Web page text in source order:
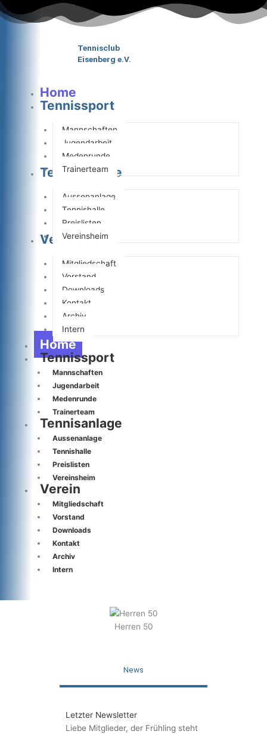
Zum
Inhalt
Tennisclub
Eisenberg e.V.
Home
Tennissport
Mannschaften
Jugendarbeit
Medenrunde
Trainerteam
Tennisanlage
Aussenanlage
Tennishalle
Preislisten
Vereinsheim
Verein
Mitgliedschaft
Vorstand
Downloads
Kontakt
Archiv
Intern
Home
Tennissport
Mannschaften
Jugendarbeit
Medenrunde
Trainerteam
Tennisanlage
Aussenanlage
Tennishalle
Preislisten
Vereinsheim
Verein
Mitgliedschaft
Vorstand
Downloads
Kontakt
Archiv
Intern
Herren 50
News
Letzter Newsletter
Liebe Mitglieder, der Frühling steht